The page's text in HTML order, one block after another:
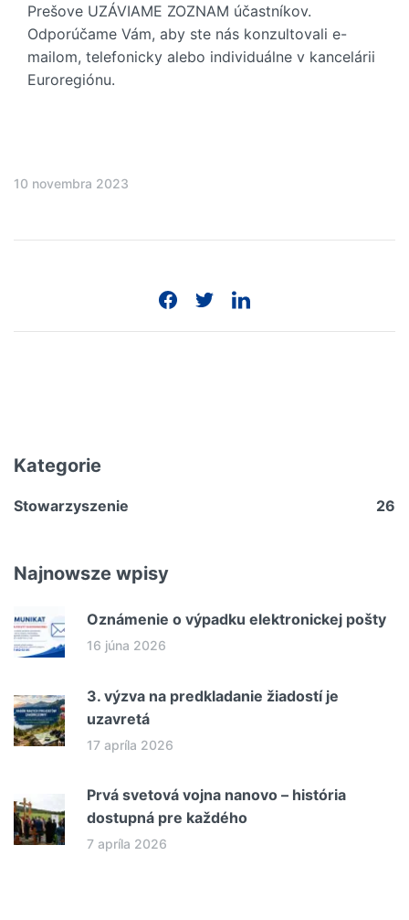
Prešove UZÁVIAME ZOZNAM účastníkov.
Odporúčame Vám, aby ste nás konzultovali e-
mailom, telefonicky alebo individuálne v kancelárii
Euroregiónu.
10 novembra 2023
Kategorie
Stowarzyszenie 26
Najnowsze wpisy
Oznámenie o výpadku elektronickej pošty
16 júna 2026
3. výzva na predkladanie žiadostí je
uzavretá
17 apríla 2026
Prvá svetová vojna nanovo – história
dostupná pre každého
7 apríla 2026